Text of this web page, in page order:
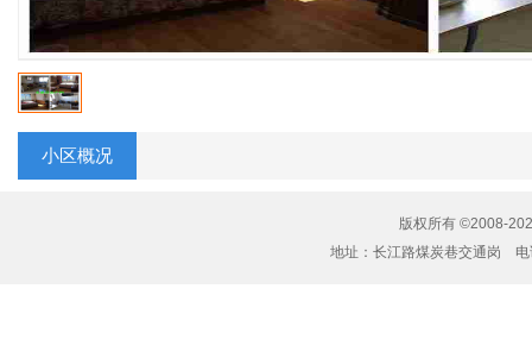
小区概况
版权所有 ©2008-
地址：长江路煤炭巷交通岗